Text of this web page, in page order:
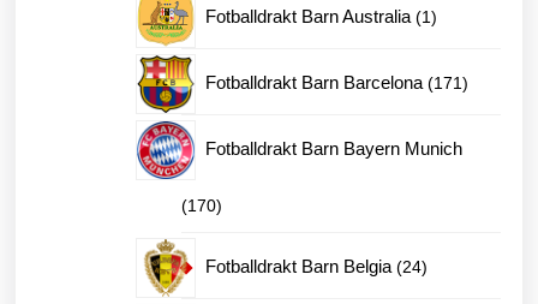
Fotballdrakt Barn Australia 11
Fotballdrakt Barn Barcelona 171171
Fotballdrakt Barn Bayern Munich
170170
produkter
Fotballdrakt Barn Belgia 2424